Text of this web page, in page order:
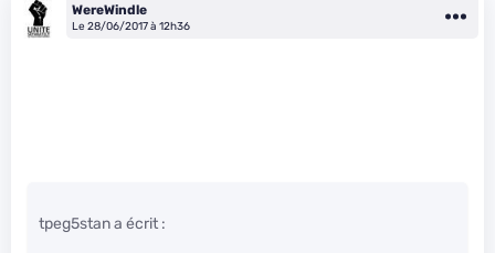
WereWindle
Le 28/06/2017 à 12h36
tpeg5stan a écrit :